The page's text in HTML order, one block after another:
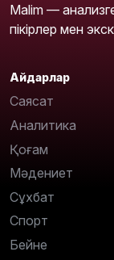
Malim —
пікірлер мен
Айдарлар
Саясат
Аналитика
Қоғам
Мәдениет
Сұхбат
Спорт
Бейне